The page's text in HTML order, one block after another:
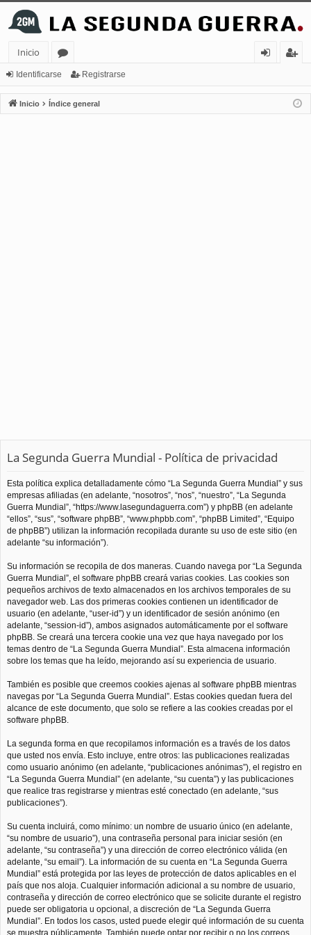
Inicio
or
os
nt
ifi
ist
ra
Identificarse Registrarse
Inicio Índice general
La Segunda Guerra Mundial - Política de privacidad
Esta política explica detalladamente cómo “La Segunda Guerra Mundial” y sus
empresas afiliadas (en adelante, “nosotros”, “nos”, “nuestro”, “La Segunda
Guerra Mundial”, “https://www.lasegundaguerra.com”) y phpBB (en adelante
“ellos”, “sus”, “software phpBB”, “www.phpbb.com”, “phpBB Limited”, “Equipo
de phpBB”) utilizan la información recopilada durante su uso de este sitio (en
adelante “su información”).
Su información se recopila de dos maneras. Cuando navega por “La Segunda
Guerra Mundial”, el software phpBB creará varias cookies. Las cookies son
pequeños archivos de texto almacenados en los archivos temporales de su
navegador web. Las dos primeras cookies contienen un identificador de
usuario (en adelante, “user-id”) y un identificador de sesión anónimo (en
adelante, “session-id”), ambos asignados automáticamente por el software
phpBB. Se creará una tercera cookie una vez que haya navegado por los
temas dentro de “La Segunda Guerra Mundial”. Esta almacena información
sobre los temas que ha leído, mejorando así su experiencia de usuario.
También es posible que creemos cookies ajenas al software phpBB mientras
navegas por “La Segunda Guerra Mundial”. Estas cookies quedan fuera del
alcance de este documento, que solo se refiere a las cookies creadas por el
software phpBB.
La segunda forma en que recopilamos información es a través de los datos
que usted nos envía. Esto incluye, entre otros: las publicaciones realizadas
como usuario anónimo (en adelante, “publicaciones anónimas”), el registro en
“La Segunda Guerra Mundial” (en adelante, “su cuenta”) y las publicaciones
que realice tras registrarse y mientras esté conectado (en adelante, “sus
publicaciones”).
Su cuenta incluirá, como mínimo: un nombre de usuario único (en adelante,
“su nombre de usuario”), una contraseña personal para iniciar sesión (en
adelante, “su contraseña”) y una dirección de correo electrónico válida (en
adelante, “su email”). La información de su cuenta en “La Segunda Guerra
Mundial” está protegida por las leyes de protección de datos aplicables en el
país que nos aloja. Cualquier información adicional a su nombre de usuario,
contraseña y dirección de correo electrónico que se solicite durante el registro
puede ser obligatoria u opcional, a discreción de “La Segunda Guerra
Mundial”. En todos los casos, usted puede elegir qué información de su cuenta
se muestra públicamente. También puede optar por recibir o no los correos